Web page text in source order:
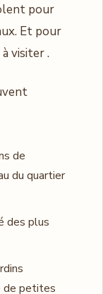
pour
Et pour
visiter .
de
du quartier
des plus
de petites